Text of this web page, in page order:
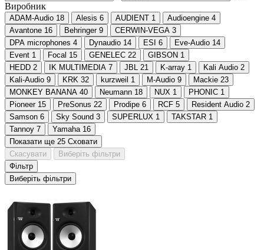
Виробник
ADAM-Audio 18 Alesis 6 AUDIENT 1 Audioengine 4
Avantone 16 Behringer 9 CERWIN-VEGA 3
DPA microphones 4 Dynaudio 14 ESI 6 Eve-Audio 14
Event 1 Focal 15 GENELEC 22 GIBSON 1
HEDD 2 IK MULTIMEDIA 7 JBL 21 K-array 1 Kali Audio 2
Kali-Audio 9 KRK 32 kurzweil 1 M-Audio 9 Mackie 23
MONKEY BANANA 40 Neumann 18 NUX 1 PHONIC 1
Pioneer 15 PreSonus 22 Prodipe 6 RCF 5 Resident Audio 2
Samson 6 Sky Sound 3 SUPERLUX 1 TAKSTAR 1
Tannoy 7 Yamaha 16
Показати ще 25 Сховати
Скасувати
Виберіть фільтри
Фільтр
Виберіть фільтри